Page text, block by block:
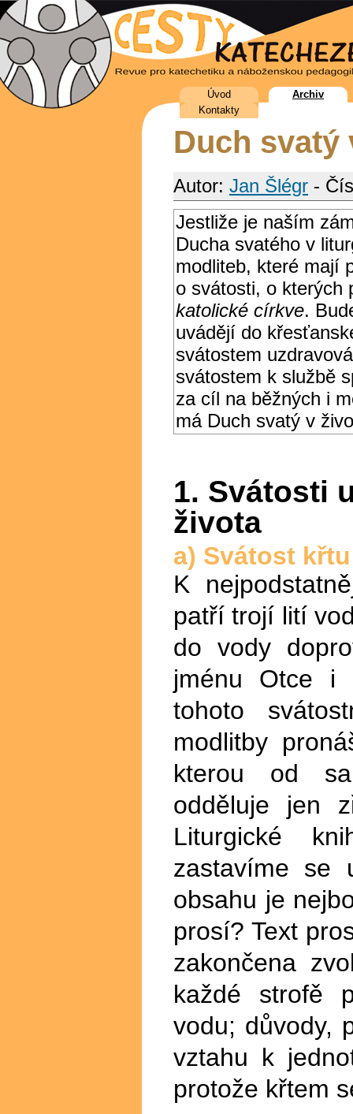
Úvod
Archiv
Kontakty
Duch
Autor: Jan Šlégr -
Jestliže je naším
Ducha svatého v
modliteb, které mají
o svátosti, o kterých
katolické církve.
uvádějí do
svátostem
svátostem k službě
za cíl na běžných i
má Duch svatý v
1. Svátosti
života
a) Svátost křtu
K
patří trojí lití
do vody
jménu Otce i
tohoto
modlitby
kterou od
odděluje jen
Liturgické
zastavíme se
obsahu je
prosí? Text
zakončena
každé strofě
vodu; důvody,
vztahu k
protože křtem